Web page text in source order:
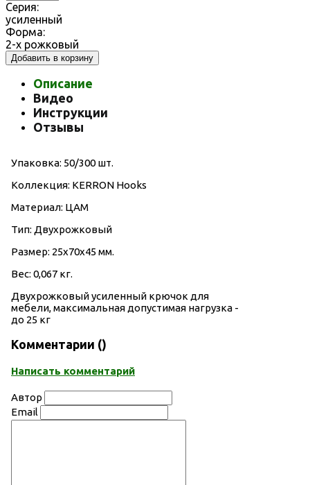
Серия:
усиленный
Форма:
2-х рожковый
Добавить в корзину
Описание
Видео
Инструкции
Отзывы
Упаковка: 50/300 шт.
Коллекция: KERRON Hooks
Материал: ЦАМ
Тип: Двухрожковый
Размер: 25х70х45 мм.
Вес: 0,067 кг.
Двухрожковый усиленный крючок для
мебели, максимальная допустимая нагрузка -
до 25 кг
Комментарии ()
Написать комментарий
Автор
Email